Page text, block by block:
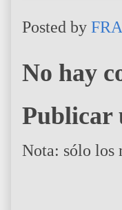
Posted by
No hay
Publicar
Nota: sólo los